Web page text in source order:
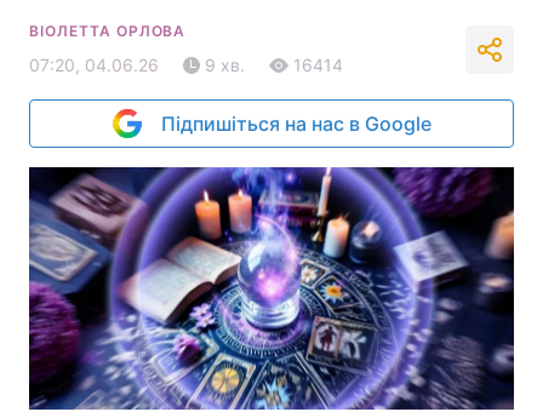
ВІОЛЕТТА ОРЛОВА
07:20, 04.06.26 9 хв. 16414
Підпишіться на нас в Google